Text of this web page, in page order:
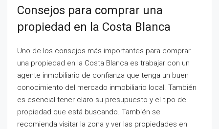
Consejos para comprar una
propiedad en la Costa Blanca
Uno de los consejos más importantes para comprar
una propiedad en la Costa Blanca es trabajar con un
agente inmobiliario de confianza que tenga un buen
conocimiento del mercado inmobiliario local. También
es esencial tener claro su presupuesto y el tipo de
propiedad que está buscando. También se
recomienda visitar la zona y ver las propiedades en